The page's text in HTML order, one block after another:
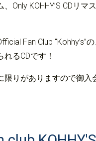
、Only KOHHY’S CDリマ
Fan Club “Kohhy’s”
るCDです！
りがありますので御入